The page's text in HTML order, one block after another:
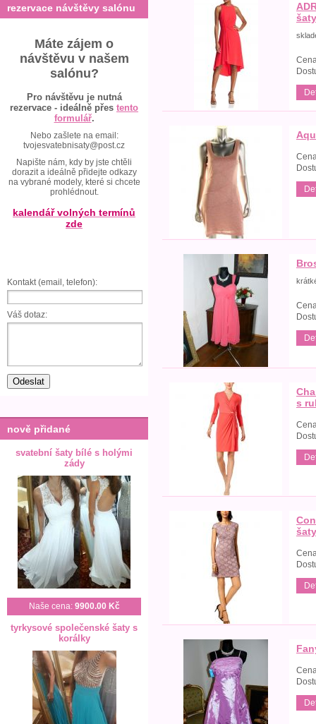
rezervace návštěvy salónu
Máte zájem o
návštěvu v našem
salónu?
Pro návštěvu je nutná
rezervace - ideálně přes tento
formulář.
Nebo zašlete na email:
tvojesvatebnisaty@post.cz
Napište nám, kdy by jste chtěli
dorazit a ideálně přidejte odkazy
na vybrané modely, které si chcete
prohlédnout.
kalendář volných termínů
zde
Kontakt (email, telefon):
Váš dotaz:
nově přidané
svatební šaty bílé s holými
zády
Naše cena: 9900.00 Kč
tyrkysové společenské šaty s
korálky
s
šaty